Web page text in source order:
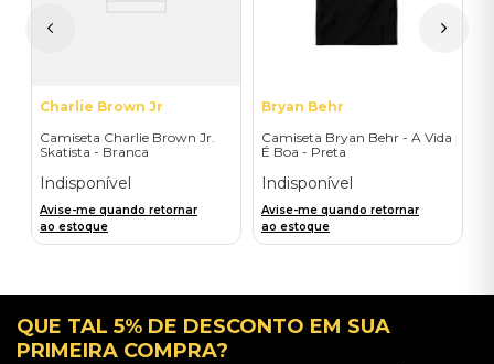
Charlie Brown Jr
Camiseta Charlie Brown Jr.
Skatista - Branca
Indisponível
Avise-me quando retornar
ao estoque
Bryan Behr
Camiseta Bryan Behr - A Vida
É Boa - Preta
Indisponível
Avise-me quando retornar
ao estoque
QUE TAL 5% DE DESCONTO EM SUA
PRIMEIRA COMPRA?